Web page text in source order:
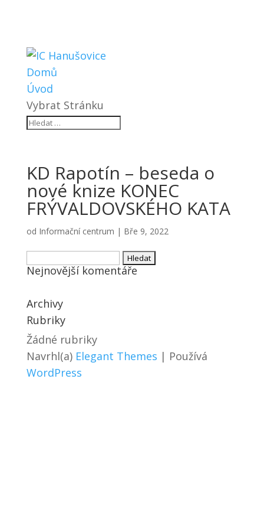
Domů
Úvod
Vybrat Stránku
KD Rapotín – beseda o
nové knize KONEC
FRÝVALDOVSKÉHO KATA
od Informační centrum | Bře 9, 2022
Vyhledávání
Nejnovější komentáře
Archivy
Rubriky
Žádné rubriky
Navrhl(a) Elegant Themes | Používá
WordPress